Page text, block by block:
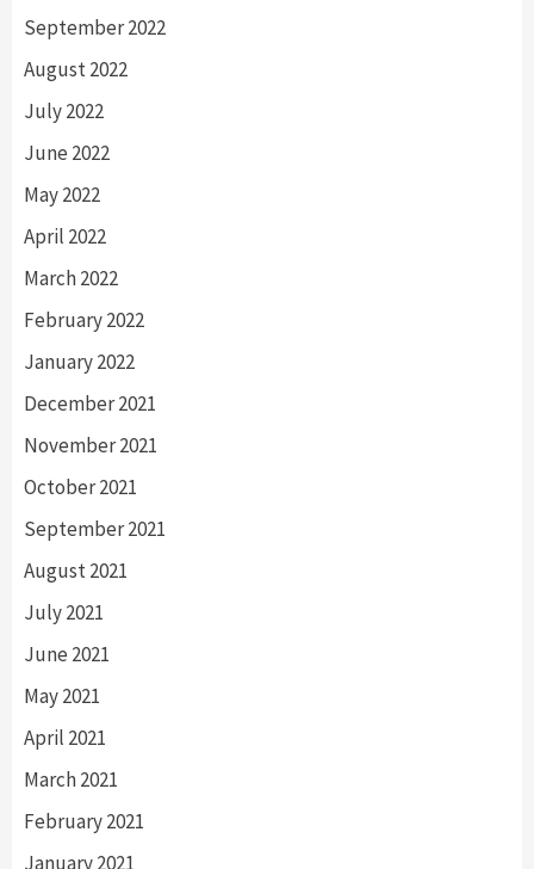
September 2022
August 2022
July 2022
June 2022
May 2022
April 2022
March 2022
February 2022
January 2022
December 2021
November 2021
October 2021
September 2021
August 2021
July 2021
June 2021
May 2021
April 2021
March 2021
February 2021
January 2021